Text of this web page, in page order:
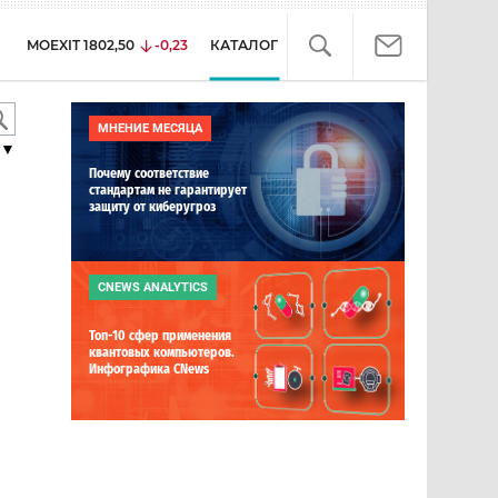
MOEXIT 1802,50 -0,23 КАТАЛОГ
МНЕНИЕ МЕСЯЦА
Почему соответствие
стандартам не гарантирует
защиту от киберугроз
CNEWS ANALYTICS
Топ-10 сфер применения
квантовых компьютеров.
Инфографика CNews